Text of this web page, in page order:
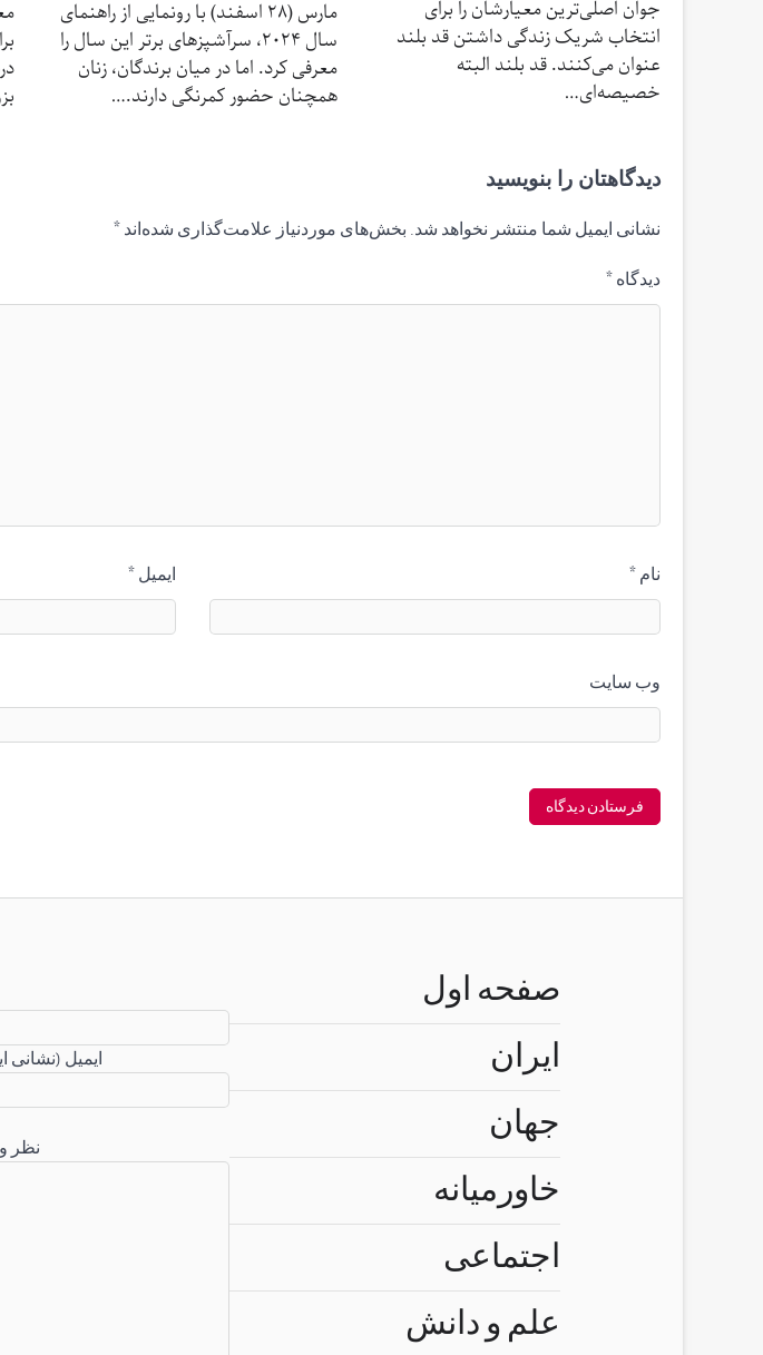
جوان اصلی‌ترین معیارشان را برای
انتخاب شریک زندگی داشتن قد بلند
عنوان می‌کنند. قد بلند البته
خصیصه‌ای…
مارس (۲۸ اسفند) با رونمایی از راهنمای
سال ۲۰۲۴، سرآشپزهای برتر این سال را
معرفی کرد. اما در میان برندگان، زنان
همچنان حضور کمرنگی دارند.…
دیدگاهتان را بنویسید
نشانی ایمیل شما منتشر نخواهد شد. بخش‌های موردنیاز علامت‌گذاری شده‌اند *
دیدگاه *
نام * ایمیل *
وب‌ سایت
صفحه اول
ایران
جهان
خاورمیانه
اجتماعی
علم و دانش
:ایمیل
:نظر